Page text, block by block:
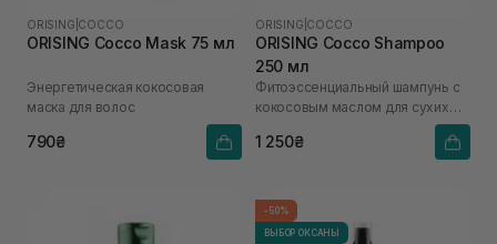
ORISING COCCO
ORISING Cocco Mask 75 мл
Энергетическая кокосовая
маска для волос
790₴
ORISING COCCO
ORISING Cocco Shampoo
250 мл
Фитоэссенциальный шампунь с
кокосовым маслом для сухих
1 250₴
-50%
ВЫБОР ОКСАНЫ